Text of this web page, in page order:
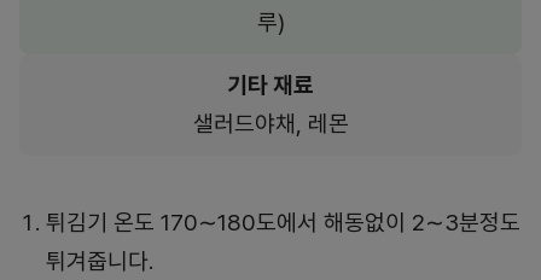
루)
기타 재료
샐러드야채, 레몬
튀김기 온도 170∼180도에서 해동없이 2∼3분정도
튀겨줍니다.